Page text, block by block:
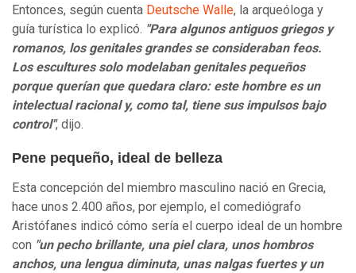
Entonces, según cuenta Deutsche Walle, la arqueóloga y
guía turística lo explicó. "Para algunos antiguos griegos y
romanos, los genitales grandes se consideraban feos.
Los escultures solo modelaban genitales pequeños
porque querían que quedara claro: este hombre es un
intelectual racional y, como tal, tiene sus impulsos bajo
control", dijo.
Pene pequeño, ideal de belleza
Esta concepción del miembro masculino nació en Grecia,
hace unos 2.400 años, por ejemplo, el comediógrafo
Aristófanes indicó cómo sería el cuerpo ideal de un hombre
con "un pecho brillante, una piel clara, unos hombros
anchos, una lengua diminuta, unas nalgas fuertes y un